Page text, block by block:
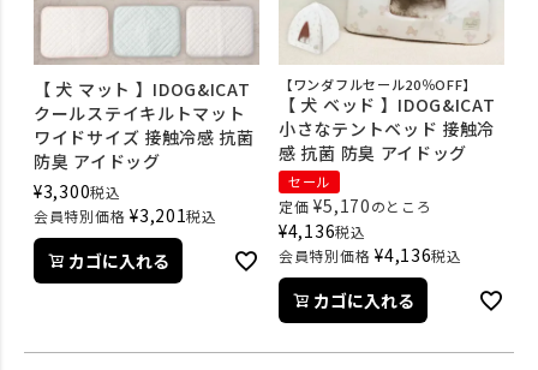
【 犬 マット 】IDOG&ICAT
クールステイキルトマット
ワイドサイズ 接触冷感 抗菌
防臭 アイドッグ
¥3,300税込
会員特別価格 ¥3,201税込
カゴに入れる
【ワンダフルセール20％OFF】
【 犬 ベッド 】IDOG&ICAT
小さなテントベッド 接触冷
感 抗菌 防臭 アイドッグ
セール
定価 ¥5,170のところ
¥4,136税込
会員特別価格 ¥4,136税込
カゴに入れる